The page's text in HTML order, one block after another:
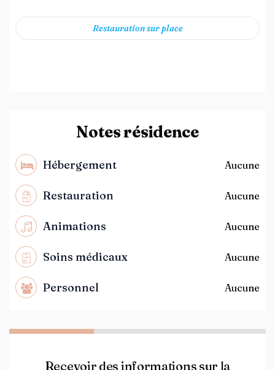
Restauration sur place
Notes résidence
Hébergement Aucune
Restauration Aucune
Animations Aucune
Soins médicaux Aucune
Personnel Aucune
Recevoir des informations sur la